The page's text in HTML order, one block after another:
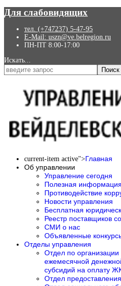
Для слабовидящих
тел. (+747237) 5-47-95
E-Mail: uszn@ve.belregion.ru
ПН-ПТ 8:00-17:00
Искать...
Поиск
current-item active">Главная
Об управлении
Управление сегодня
Полезная информация
Противодействие
Новости управления
Бесплатная
Реестр поставщиков
СМИ о нас
Объявленные
Отделы управления
Отдел по организации
ежемесячной
субсидий на оплату
Отдел